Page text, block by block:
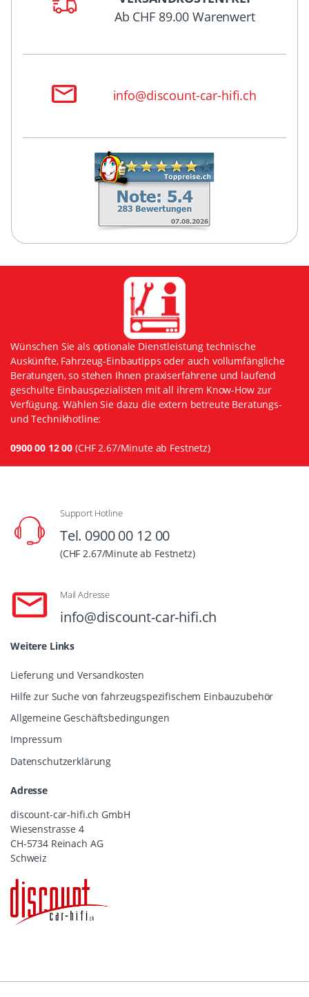
Ab CHF 89.00 Warenwert
info@discount-car-hifi.ch
Wünschen Sie als optionale Dienstleistung technische
Auskünfte, Fahrzeug-Einbautipps oder auch vollumfängliche
Beratungen, so stehen Ihnen praxiserfahrene und laufend
geschulte Einbauspezialisten mit all ihrem Know-How zur
Verfügung. Wählen Sie dazu die extern betreute Beratungs-
und Technikhotline:
0900 00 12 00 (CHF 2.67/Minute ab Festnetz)
Support Hotline
Tel. 0900 00 12 00
(CHF 2.67/Minute ab Festnetz)
Mail Adresse
info@discount-car-hifi.ch
Weitere Links
Lieferung und Versandkosten
Hilfe zur Suche von fahrzeugspezifischem Einbauzubehör
Allgemeine Geschäftsbedingungen
Impressum
Datenschutzerklärung
Adresse
discount-car-hifi.ch GmbH
Wiesenstrasse 4
CH-5734 Reinach AG
Schweiz